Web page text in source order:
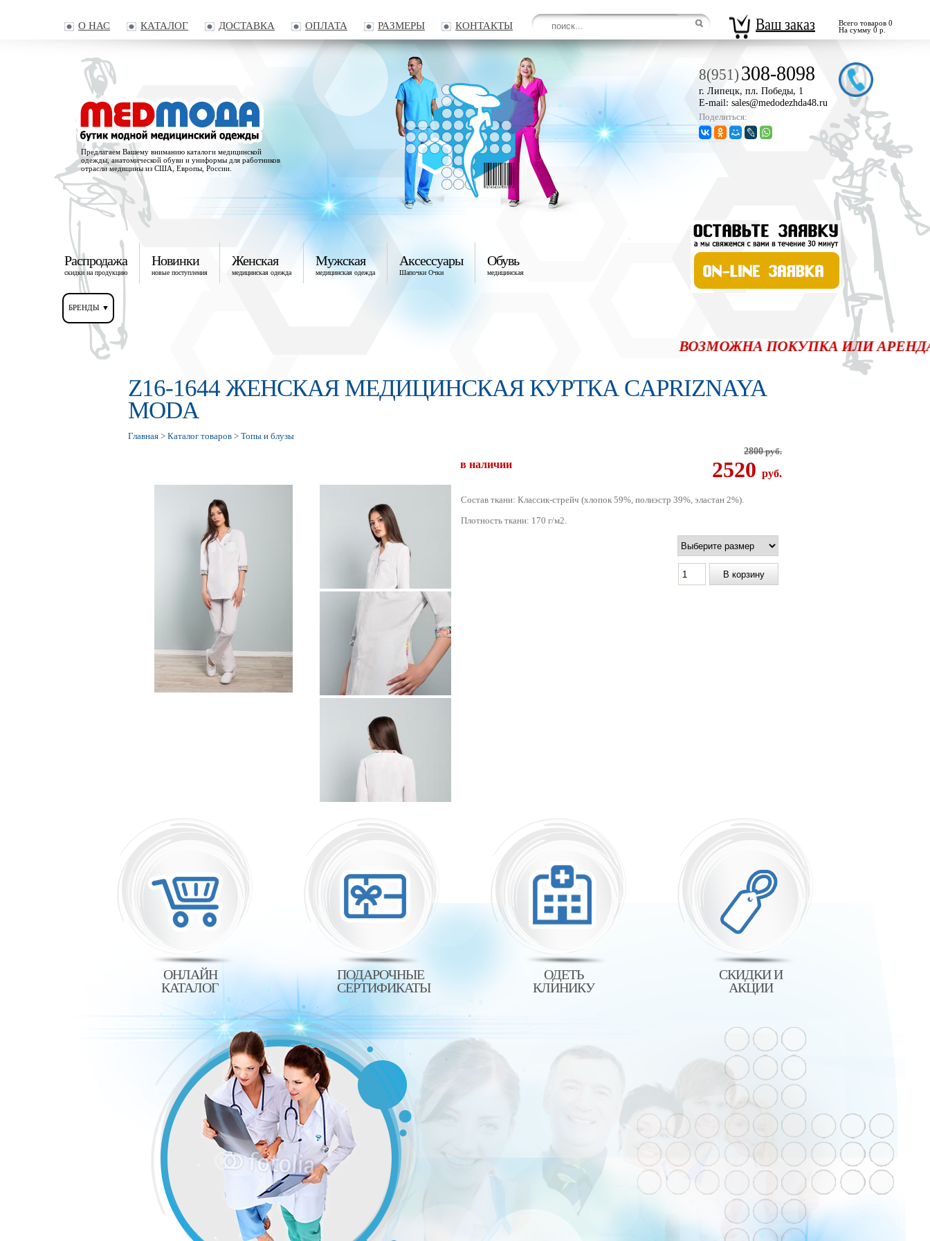
О НАС КАТАЛОГ ДОСТАВКА ОПЛАТА РАЗМЕРЫ КОНТАКТЫ Ваш заказ
Всего товаров 0
На сумму 0 р.
Предлагаем Вашему вниманию каталоги медицинской
одежды, анатомической обуви и униформы для работников
отрасли медицины из США, Европы, России.
8(951)308-8098
г. Липецк, пл. Победы, 1
E-mail: sales@medodezhda48.ru
Поделиться:
Распродажа
скидки на продукцию
Новинки
новые поступления
Женская
медицинская одежда
Мужская
медицинская одежда
Аксессуары
Шапочки Очки
Обувь
медицинская
БРЕНДЫ ▼
ВОЗМОЖНА ПОКУПКА ИЛИ АРЕНДА
Z16-1644 ЖЕНСКАЯ МЕДИЦИНСКАЯ КУРТКА CAPRIZNAYA
MODA
Главная > Каталог товаров > Топы и блузы
в наличии
2800руб.
2520 pуб.
Состав ткани: Классик-стрейч (хлопок 59%, полиэстр 39%, эластан 2%).
Плотность ткани: 170 г/м2.
ОНЛАЙН
КАТАЛОГ
ПОДАРОЧНЫЕ
СЕРТИФИКАТЫ
ОДЕТЬ
КЛИНИКУ
СКИДКИ И
АКЦИИ